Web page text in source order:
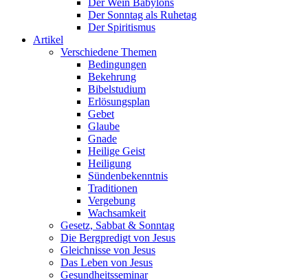
Der Wein Babylons
Der Sonntag als Ruhetag
Der Spiritismus
Artikel
Verschiedene Themen
Bedingungen
Bekehrung
Bibelstudium
Erlösungsplan
Gebet
Glaube
Gnade
Heilige Geist
Heiligung
Sündenbekenntnis
Traditionen
Vergebung
Wachsamkeit
Gesetz, Sabbat & Sonntag
Die Bergpredigt von Jesus
Gleichnisse von Jesus
Das Leben von Jesus
Gesundheitsseminar